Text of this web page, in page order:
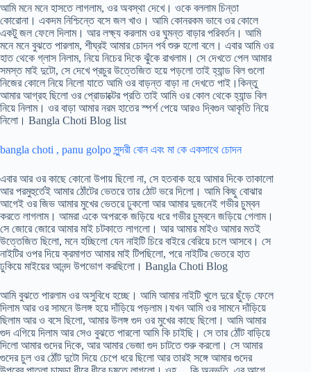
আমি মনে মনে হাসতে লাগলাম, ওর অবস্থা দেখে। ওকে বললাম চিন্তা
কোরোনা। একদম নিশ্চিন্তে বসে জল খাও। আমি কোনরকম ভাবে ওর কোলে
একটু জল ফেলে দিলাম। আর লক্ষ্য করলাম ওর ঘুমন্ত বাড়ার পরিবর্তন। আমি
মনে মনে বুঝতে পারলাম, শীঘ্রই আমার চোদন পর্ব শুরু হলো বলে। এবার আমি ওর
হাত থেকে গ্লাস নিলাম, নিয়ে নিচের দিকে ঝুঁকে রাখলাম। সে দেখতে পেল আমার
সমস্ত মাই দুটো, সে দেখে প্রচুর উত্তেজিত হয়ে পড়লো তাই হ্যান্ড বিল গুলো
নিজের কোলে নিয়ে নিলো যাতে আমি ওর বাড়ন্ত বাড়া না দেখতে পাই।কিন্তু
আমার আগ্রহ ছিলো ওর প্রোডাক্টের প্রতি তাই আমি ওর কোল থেকে হ্যান্ড বিল
নিয়ে নিলাম। ওর বাড়া আমার নরম হাতের স্পর্শ পেয়ে আরও দ্বিগুন আকৃতি নিয়ে
নিলো। Bangla Choti Blog list
bangla choti , panu golpo সুন্দরী বোন এবং মা কে একসাথে চোদন
এবার আর ওর কাছে কোনো উপায় ছিলো না, সে হতবাক হয়ে আমার দিকে তাকালো
আর পরমুহুর্তেই আমার ঠোঁটের ভেতরে তার ঠোট ভরে দিলো। আমি কিছু বোঝার
আগেই ওর জিভ আমার মুখের ভেতরে ঢুকলো আর আমার দুজনেই গভীর চুম্বন
করতে লাগলাম। আমরা একে অপরকে জড়িয়ে ধরে গভীর চুম্বনে জড়িয়ে গেলাম।
সে জোরে জোরে আমার মাই চটকাতে লাগলো। আর আমার মাইও আমার মতই
উত্তেজিত ছিলো, মনে হচ্ছিলো যেন নাইটি চিরে বাইরে বেরিয়ে চলে আসবে। সে
নাইটির ওপর দিয়ে ক্রমাগত আমার মাই টিপছিলো, পরে নাইটির ভেতরে হাত
ঢুকিয়ে মাইয়ের আনন্দ উপভোগ করছিলো। Bangla Choti Blog
আমি বুঝতে পারলাম ওর অসুবিধে হচ্ছে। আমি আমার নাইটি খুলে দুরে ছুঁড়ে ফেলে
দিলাম আর ওর সামনে উলঙ্গ হয়ে দাঁড়িয়ে পড়লাম।যখন আমি ওর সামনে দাঁড়িয়ে
ছিলাম আর ও বসে ছিলো, আমার উলঙ্গ গুদ ওর মুখের কাছে ছিলো। আমি আমার
গুদ এগিয়ে দিলাম আর সেও বুঝতে পারলো আমি কি চাইছি। সে তার ঠোঁট বাড়িয়ে
দিলো আমার গুদের দিকে, আর আমার ভেজা গুদ চাটতে শুরু করলো। সে আমার
গুদের চুল ওর ঠোঁট দুটো দিয়ে চেপে ধরে ছিলো আর তারই সঙ্গে আমার গুদের